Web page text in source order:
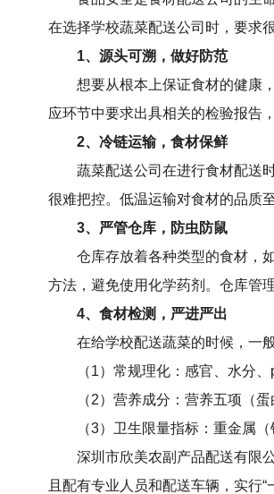
在选择学校蔬菜配送公司 时，要求
1、源头可溯，做好防范
想要从根本上保证食材的健康
应环节中要求出具相关的检验报告
2、冷链运输，食材保鲜
蔬菜配送公司在进行食材配送
很难把控。低温运输对食材的品质
3、严管仓库，防虫防鼠
仓库存放着各种类型的食材，
方法，避免使用化学药剂。仓库管
4、食材检测，严进严出
在给学校配送蔬菜的时候，一
（1）常规理化：感官、水分
（2）营养成分：营养五项（
（3）卫生限量指标：重金属
深圳市欣美农副产品配送有限
且配有专业人员和配送车辆，实行